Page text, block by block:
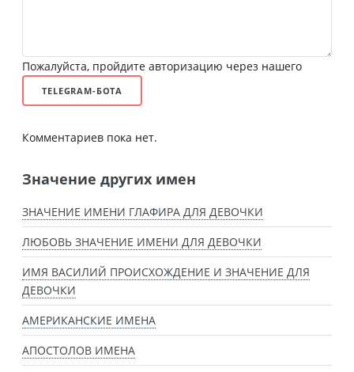
Пожалуйста, пройдите авторизацию через нашего
TELEGRAM-БОТА
Комментариев пока нет.
Значение других имен
ЗНАЧЕНИЕ ИМЕНИ ГЛАФИРА ДЛЯ ДЕВОЧКИ
ЛЮБОВЬ ЗНАЧЕНИЕ ИМЕНИ ДЛЯ ДЕВОЧКИ
ИМЯ ВАСИЛИЙ ПРОИСХОЖДЕНИЕ И ЗНАЧЕНИЕ ДЛЯ
ДЕВОЧКИ
АМЕРИКАНСКИЕ ИМЕНА
АПОСТОЛОВ ИМЕНА